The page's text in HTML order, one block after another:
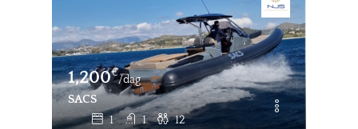
1,200€
/dag
SACS
1 1 12